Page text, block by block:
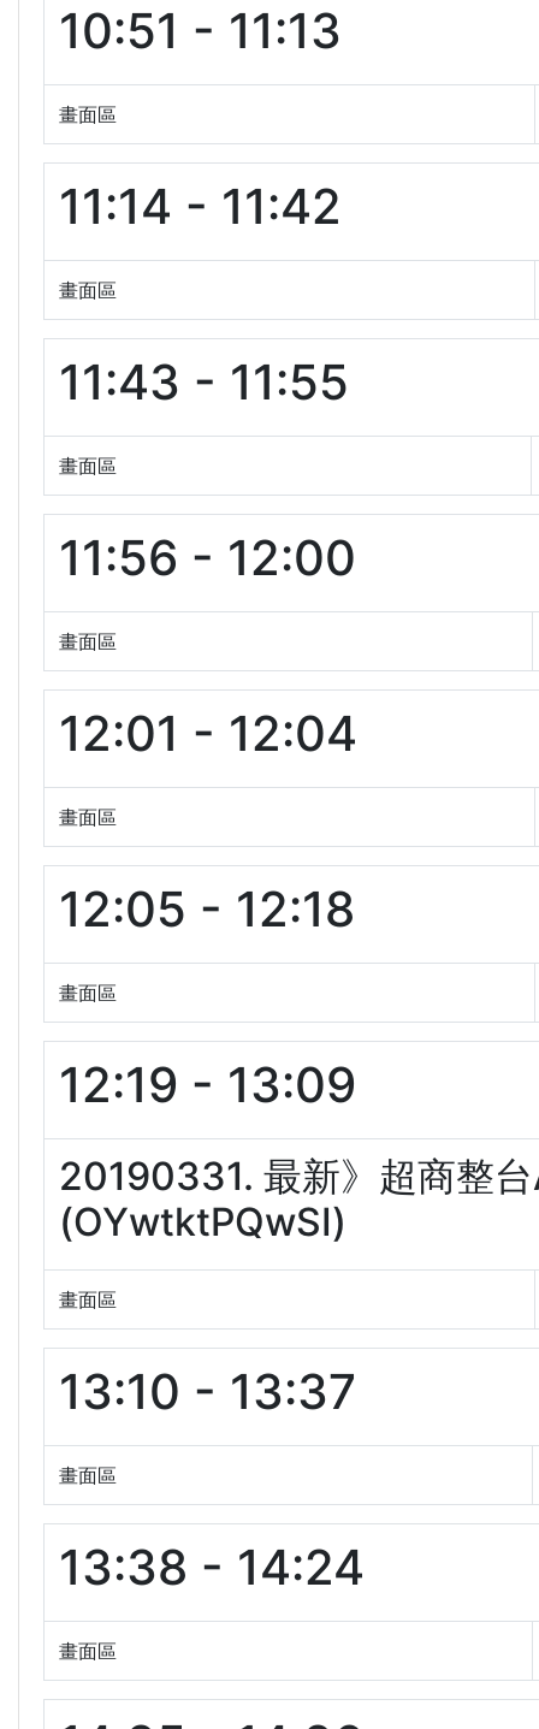
10:51 - 11:13
畫面區
11:14 - 11:42
畫面區
11:43 - 11:55
畫面區
11:56 - 12:00
畫面區
12:01 - 12:04
畫面區
12:05 - 12:18
畫面區
12:19 - 13:09
20190331. 最新》超商整
(OYwtktPQwSI)
畫面區
13:10 - 13:37
畫面區
13:38 - 14:24
畫面區